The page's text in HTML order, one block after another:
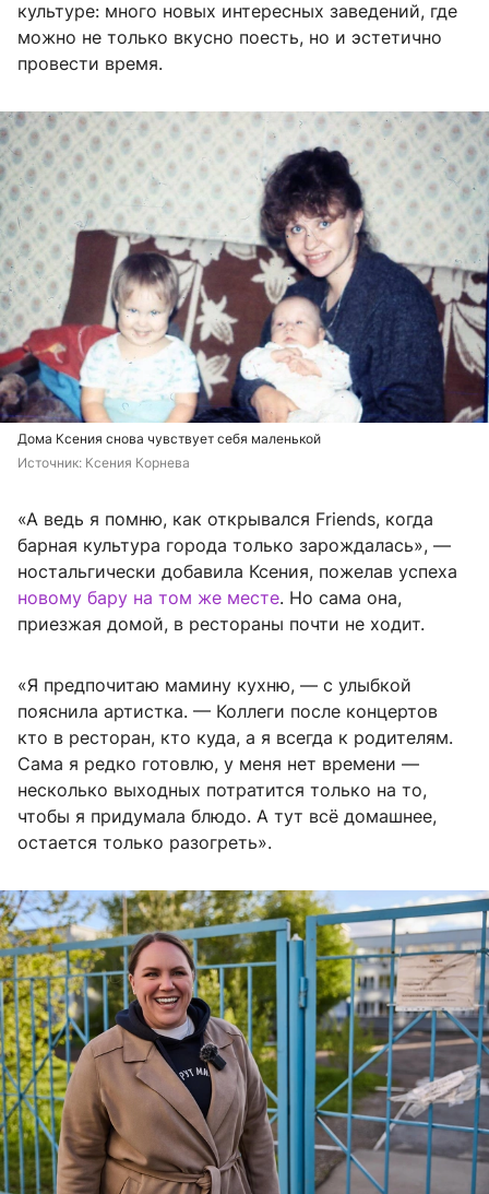
культуре: много новых интересных заведений, где
можно не только вкусно поесть, но и эстетично
провести время.
Дома Ксения снова чувствует себя маленькой
Источник: Ксения Корнева
«А ведь я помню, как открывался Friends, когда
барная культура города только зарождалась», —
ностальгически добавила Ксения, пожелав успеха
новому бару на том же месте. Но сама она,
приезжая домой, в рестораны почти не ходит.
«Я предпочитаю мамину кухню, — с улыбкой
пояснила артистка. — Коллеги после концертов
кто в ресторан, кто куда, а я всегда к родителям.
Сама я редко готовлю, у меня нет времени —
несколько выходных потратится только на то,
чтобы я придумала блюдо. А тут всё домашнее,
остается только разогреть».